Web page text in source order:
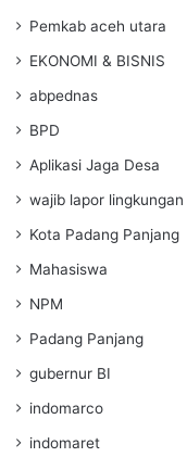
Pemkab aceh utara
EKONOMI & BISNIS
abpednas
BPD
Aplikasi Jaga Desa
wajib lapor lingkungan
Kota Padang Panjang
Mahasiswa
NPM
Padang Panjang
gubernur BI
indomarco
indomaret